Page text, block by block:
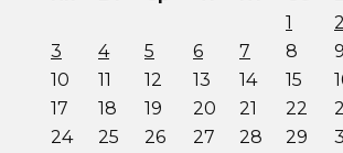
1
2
3
4 5 6 7 8
9
10
11 12 13 14 15
17
18 19 20 21 22
24
25 26 27 28 29